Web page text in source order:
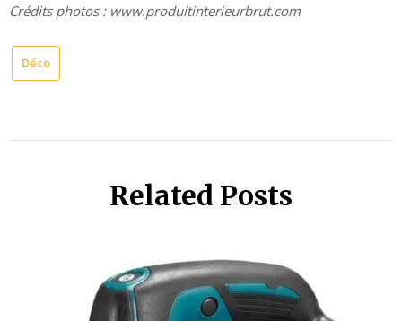
Crédits photos : www.produitinterieurbrut.com
Déco
Related Posts